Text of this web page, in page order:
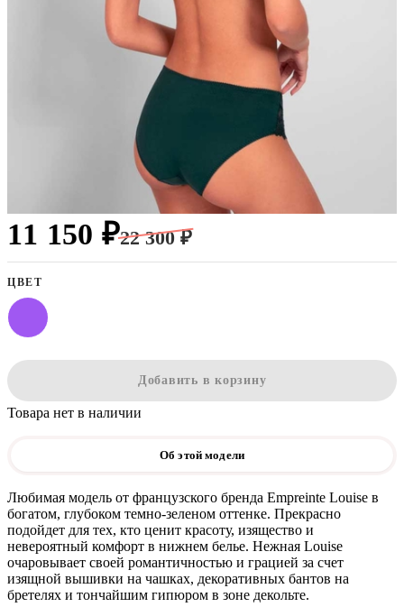
11 150 ₽22 300 ₽
ЦВЕТ
Добавить в корзину
Товара нет в наличии
Об этой модели
Любимая модель от французского бренда Empreinte Louise в
богатом, глубоком темно-зеленом оттенке. Прекрасно
подойдет для тех, кто ценит красоту, изящество и
невероятный комфорт в нижнем белье. Нежная Louise
очаровывает своей романтичностью и грацией за счет
изящной вышивки на чашках, декоративных бантов на
бретелях и тончайшим гипюром в зоне декольте.